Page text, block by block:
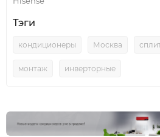
Тэги
кондиционеры Москва
монтаж инверторные